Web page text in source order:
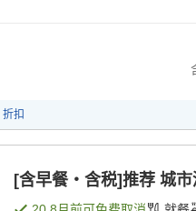
折扣
[含早餐・含税]推荐 城